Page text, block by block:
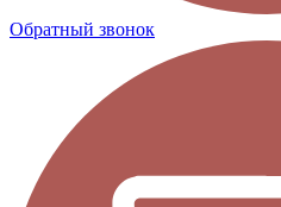
Обратный звонок